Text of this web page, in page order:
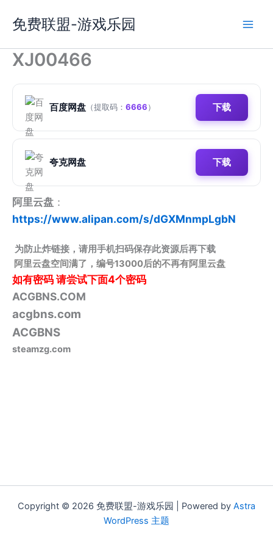
容
免费联盟-游戏乐园
XJ00466
百度网盘 （提取码： 6666） 下载
夸克网盘 下载
阿里云盘 ：
https://www.alipan.com/s/dGXMnmpLgbN
为防止炸链接，请用手机扫码保存此资源后再下载
阿里云盘空间满了，编号13000后的不再有阿里云盘
如有密码请尝试下面4个密码
ACGBNS.COM
acgbns.com
ACGBNS
steamzg.com
Copyright © 2026 免费联盟-游戏乐园 | Powered by Astra
WordPress 主题